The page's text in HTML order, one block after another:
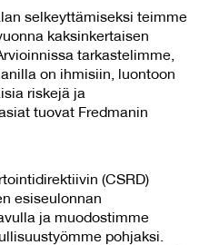
selkeyttämiseksi teimme
kaksinkertaisen
tarkastelimme,
on ihmisiin, luontoon
riskejä ja
tuovat Fredmanin
(CSRD)
esiseulonnan
ja muodostimme
pohjaksi.